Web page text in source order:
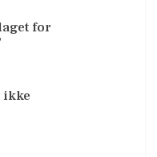
for
ikke